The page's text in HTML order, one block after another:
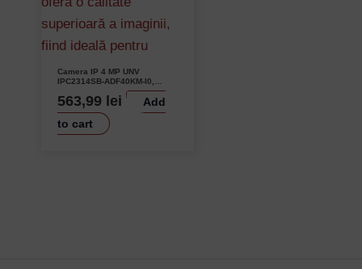
Camera IP 4 MP UNV
IPC2314SB-ADF40KM-I0,
Lentila 4.0 mm, IR 80M, Audio
Integrat, SD Card
563,99 lei
Add
to cart